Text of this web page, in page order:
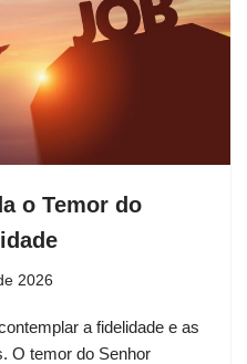
o Temor do
2026
a fidelidade e as
O temor do Senhor